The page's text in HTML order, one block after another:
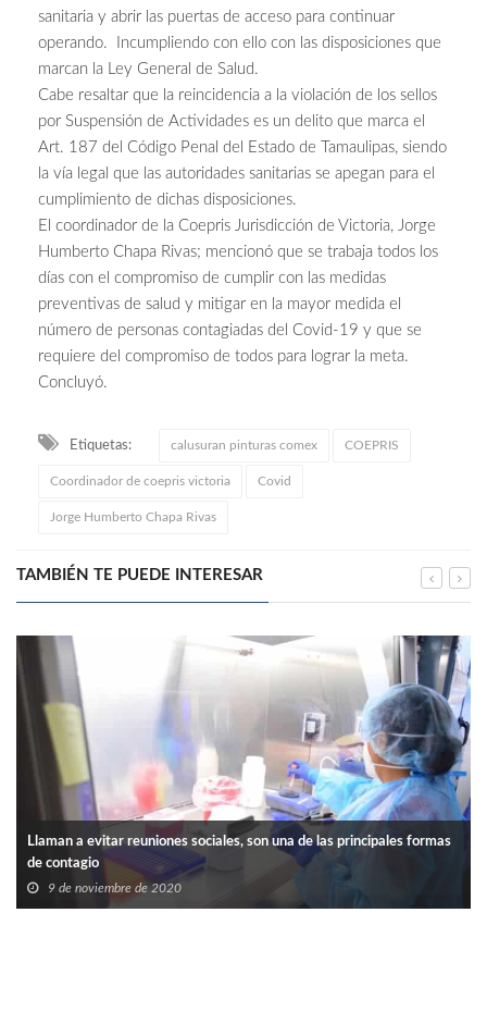
sanitaria y abrir las puertas de acceso para continuar
operando. Incumpliendo con ello con las disposiciones que
marcan la Ley General de Salud.
Cabe resaltar que la reincidencia a la violación de los sellos
por Suspensión de Actividades es un delito que marca el
Art. 187 del Código Penal del Estado de Tamaulipas, siendo
la vía legal que las autoridades sanitarias se apegan para el
cumplimiento de dichas disposiciones.
El coordinador de la Coepris Jurisdicción de Victoria, Jorge
Humberto Chapa Rivas; mencionó que se trabaja todos los
días con el compromiso de cumplir con las medidas
preventivas de salud y mitigar en la mayor medida el
número de personas contagiadas del Covid-19 y que se
requiere del compromiso de todos para lograr la meta.
Concluyó.
Etiquetas: calusuran pinturas comex COEPRIS
Coordinador de coepris victoria Covid
Jorge Humberto Chapa Rivas
TAMBIÉN TE PUEDE INTERESAR
Llaman a evitar reuniones sociales, son una de las principales formas
de contagio
9 de noviembre de 2020